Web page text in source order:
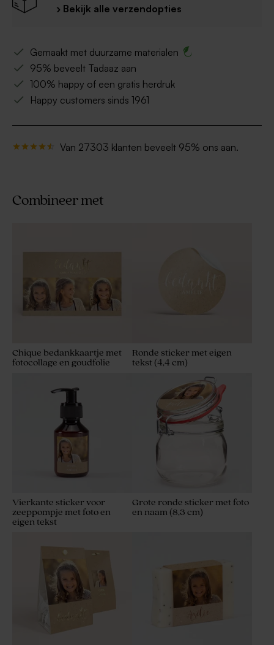
› Bekijk alle verzendopties
Gemaakt met duurzame materialen
95% beveelt Tadaaz aan
100% happy of een gratis herdruk
Happy customers sinds 1961
Van 27303 klanten beveelt 95% ons aan.
Combineer met
Chique bedankkaartje met
fotocollage en goudfolie
Ronde sticker met eigen
tekst (4,4 cm)
Vierkante sticker voor
zeeppompje met foto en
eigen tekst
Grote ronde sticker met foto
en naam (8,3 cm)